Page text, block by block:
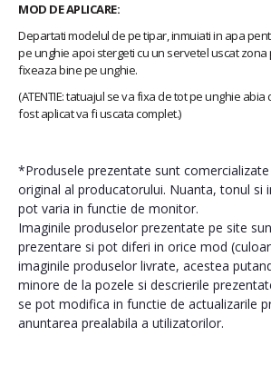
MOD DE APLICARE:
Departati modelul de pe tipar, inmuiati in apa
pe unghie apoi stergeti cu un servetel uscat
fixeaza bine pe unghie.
(ATENTIE: tatuajul se va fixa de tot pe unghie
fost aplicat va fi uscata complet.)
*Produsele prezentate sunt
original al producatorului. Nuanta, tonul si
pot varia in functie de monitor.
Imaginile produselor prezentate pe site
prezentare si pot diferi in orice mod
imaginile produselor livrate, acestea
minore de la pozele si descrierile
se pot modifica in functie de actualizarile
anuntarea prealabila a utilizatorilor.